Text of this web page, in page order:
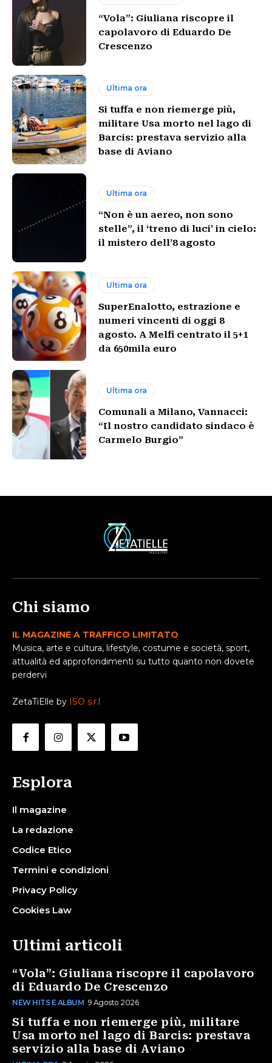
“Vola”: Giuliana riscopre il
capolavoro di Eduardo De
Crescenzo
Ultima ora
Si tuffa e non riemerge più,
militare Usa morto nel lago di
Barcis: prestava servizio alla
base di Aviano
Ultima ora
“Non è un aereo, non sono
stelle”, il ‘treno di luci’ in cielo:
il mistero dell’8 agosto
Ultima ora
SuperEnalotto, estrazione e
numeri vincenti di oggi 8
agosto. A Melfi centrato il 5+1
da 650mila euro
Ultima ora
Comunali a Milano, Vannacci:
“Il nostro candidato sindaco è
Carmelo Burgio”
Chi siamo
IL MAGAZINE A TRAFFICO LIMITATO
Musica, arte e cultura, lifestyle, costume e società, sport,
attualità ed approfondimenti su tutto quanto non dovete
perdervi
ZetaTiElle by ISO s.r.l
Esplora
Il magazine
La redazione
Codice Etico
Termini e condizioni
Privacy Policy
Cookies Law
Ultimi articoli
“Vola”: Giuliana riscopre il capolavoro
di Eduardo De Crescenzo
NEW HITS E ALBUM 9 Agosto 2026
Si tuffa e non riemerge più, militare
Usa morto nel lago di Barcis: prestava
servizio alla base di Aviano